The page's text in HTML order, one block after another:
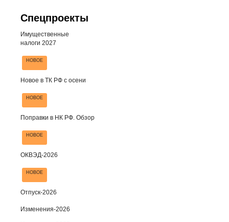
Спецпроекты
Имущественные
налоги 2027
НОВОЕ
Новое в ТК РФ с осени
НОВОЕ
Поправки в НК РФ. Обзор
НОВОЕ
ОКВЭД-2026
НОВОЕ
Отпуск-2026
Изменения-2026